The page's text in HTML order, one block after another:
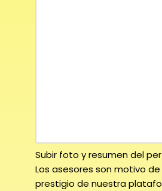
Subir foto y resumen del
Los asesores son motivo
prestigio de nuestra